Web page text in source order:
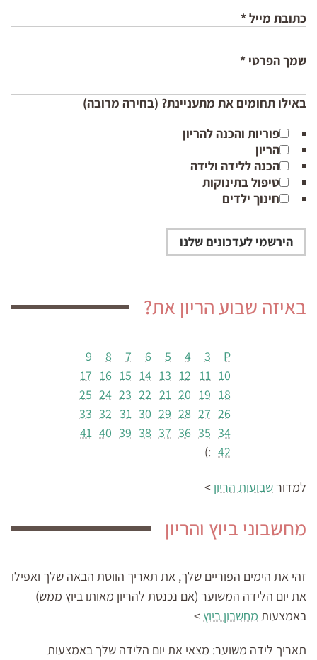
כתובת מייל*
שמך הפרטי *
באילו תחומים את מתעניינת? (בחירה מרובה)
פוריות והכנה להריון
הריון
הכנה ללידה ולידה
טיפול בתינוקות
חינוך ילדים
באיזה שבוע הריון את?
P
3
4
5
6
7
8
9
10
11
12
13
14
15
16
17
18
19
20
21
22
23
24
25
26
27
28
29
30
31
32
33
34
35
36
37
38
39
40
41
42
:)
למדורשבועות הריון >
מחשבוני ביוץ והריון
זהי את הימים הפוריים שלך, את תאריך הווסת הבאה שלך ואפילו
את יום הלידה המשוער (אם נכנסת להריון מאותו ביוץ ממש)
באמצעות מחשבון ביוץ >
תאריך לידה משוער: מצאי את יום הלידה שלך באמצעות